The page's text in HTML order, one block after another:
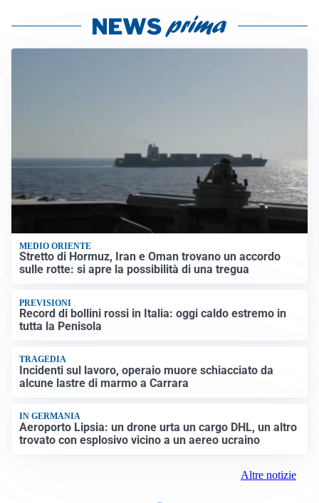
MEDIO ORIENTE
Stretto di Hormuz, Iran e Oman trovano un accordo
sulle rotte: si apre la possibilità di una tregua
PREVISIONI
Record di bollini rossi in Italia: oggi caldo estremo in
tutta la Penisola
TRAGEDIA
Incidenti sul lavoro, operaio muore schiacciato da
alcune lastre di marmo a Carrara
IN GERMANIA
Aeroporto Lipsia: un drone urta un cargo DHL, un altro
trovato con esplosivo vicino a un aereo ucraino
Altre notizie